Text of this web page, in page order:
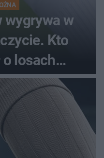
wygrywa w
Kto
o losach